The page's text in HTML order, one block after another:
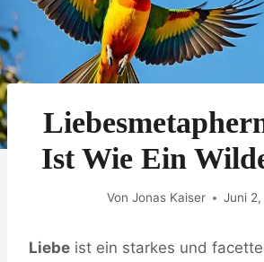
Ist Wie Ein
Von Jonas Kaiser Juni
Liebe ist ein starkes und